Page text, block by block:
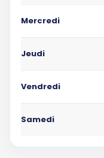
Mercredi
Jeudi
Vendredi
Samedi